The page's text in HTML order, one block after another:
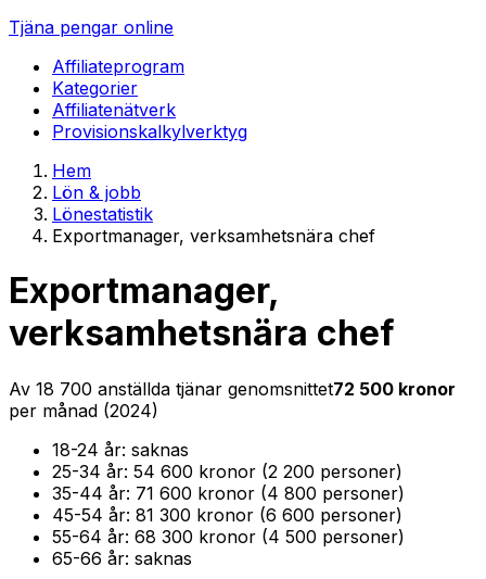
Tjäna pengar online
Affiliateprogram
Kategorier
Affiliatenätverk
Provisionskalkylverktyg
Hem
Lön & jobb
Lönestatistik
Exportmanager, verksamhetsnära chef
Exportmanager,
verksamhetsnära chef
Av 18 700 anställda tjänar genomsnittet72 500 kronor
per månad (2024)
18-24 år: saknas
25-34 år: 54 600 kronor (2 200 personer)
35-44 år: 71 600 kronor (4 800 personer)
45-54 år: 81 300 kronor (6 600 personer)
55-64 år: 68 300 kronor (4 500 personer)
65-66 år: saknas